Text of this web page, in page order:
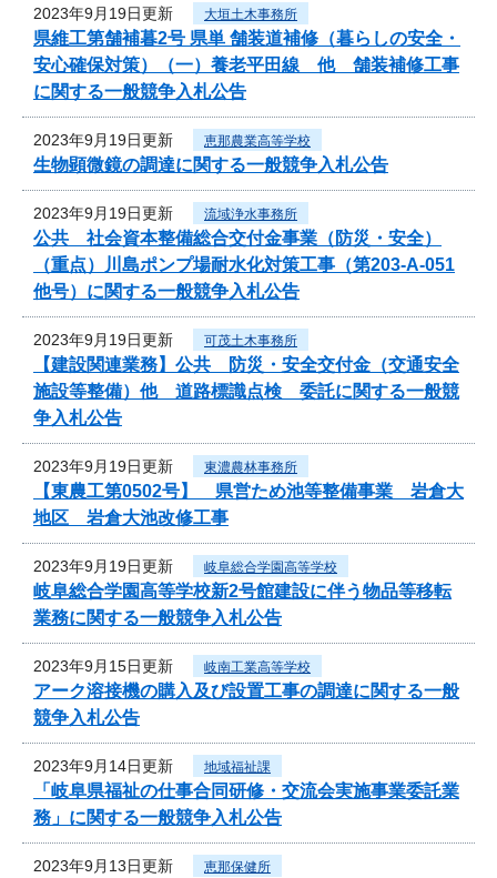
2023年9月19日更新 大垣土木事務所
県維工第舗補暮2号 県単 舗装道補修（暮らしの安全・
安心確保対策）（一）養老平田線 他 舗装補修工事
に関する一般競争入札公告
2023年9月19日更新 恵那農業高等学校
生物顕微鏡の調達に関する一般競争入札公告
2023年9月19日更新 流域浄水事務所
公共 社会資本整備総合交付金事業（防災・安全）
（重点）川島ポンプ場耐水化対策工事（第203-A-051
他号）に関する一般競争入札公告
2023年9月19日更新 可茂土木事務所
【建設関連業務】公共 防災・安全交付金（交通安全
施設等整備）他 道路標識点検 委託に関する一般競
争入札公告
2023年9月19日更新 東濃農林事務所
【東農工第0502号】 県営ため池等整備事業 岩倉大
地区 岩倉大池改修工事
2023年9月19日更新 岐阜総合学園高等学校
岐阜総合学園高等学校新2号館建設に伴う物品等移転
業務に関する一般競争入札公告
2023年9月15日更新 岐南工業高等学校
アーク溶接機の購入及び設置工事の調達に関する一般
競争入札公告
2023年9月14日更新 地域福祉課
「岐阜県福祉の仕事合同研修・交流会実施事業委託業
務」に関する一般競争入札公告
2023年9月13日更新 恵那保健所